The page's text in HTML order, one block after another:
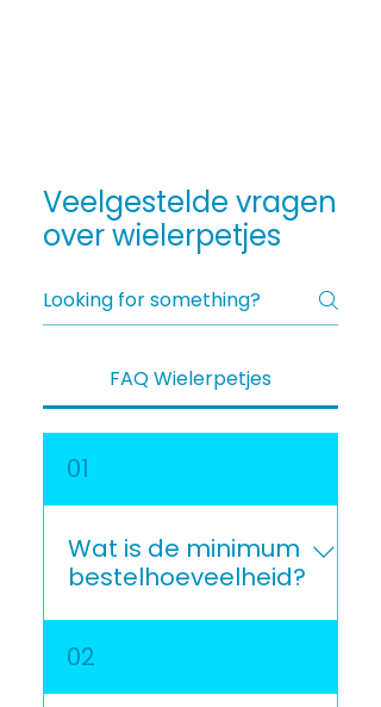
Veelgestelde vragen
over wielerpetjes
FAQ Wielerpetjes
01
Wat is de minimum
bestelhoeveelheid?
Onze minimale afname
voor gepersonaliseerde
wielerpetjes voor teams is
02